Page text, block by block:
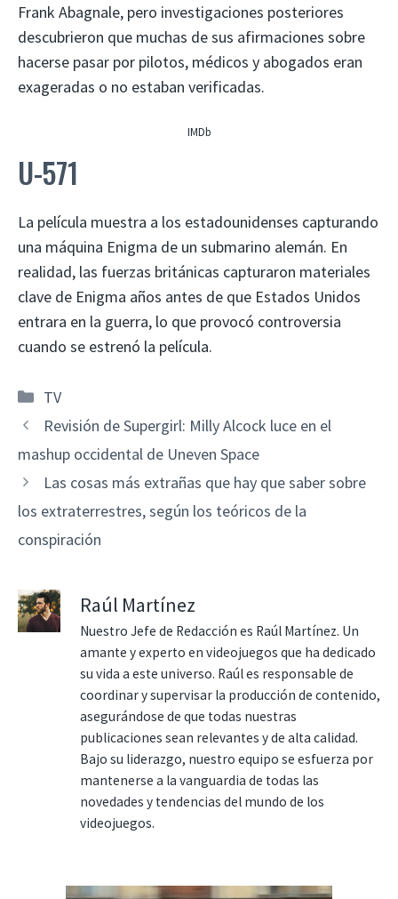
Frank Abagnale, pero investigaciones posteriores
descubrieron que muchas de sus afirmaciones sobre
hacerse pasar por pilotos, médicos y abogados eran
exageradas o no estaban verificadas.
IMDb
U-571
La película muestra a los estadounidenses capturando
una máquina Enigma de un submarino alemán. En
realidad, las fuerzas británicas capturaron materiales
clave de Enigma años antes de que Estados Unidos
entrara en la guerra, lo que provocó controversia
cuando se estrenó la película.
Categorías
TV
Revisión de Supergirl: Milly Alcock luce en el
mashup occidental de Uneven Space
Las cosas más extrañas que hay que saber sobre
los extraterrestres, según los teóricos de la
conspiración
Raúl Martínez
Nuestro Jefe de Redacción es Raúl Martínez. Un
amante y experto en videojuegos que ha dedicado
su vida a este universo. Raúl es responsable de
coordinar y supervisar la producción de contenido,
asegurándose de que todas nuestras
publicaciones sean relevantes y de alta calidad.
Bajo su liderazgo, nuestro equipo se esfuerza por
mantenerse a la vanguardia de todas las
novedades y tendencias del mundo de los
videojuegos.